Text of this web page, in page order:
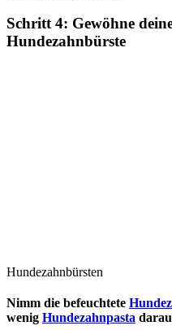
Schritt 4: Gewöhne
Hundezahnbürste
Hundezahnbürsten
Nimm die befeuchtete
wenig Hundezahnpasta